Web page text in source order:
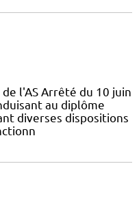
l'AS Arrêté du 10 juin
au diplôme
diverses dispositions